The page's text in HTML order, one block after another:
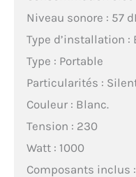
Niveau sonore : 57
Type d’installation :
Type : Portable
Particularités :
Couleur : Blanc.
Tension : 230
Watt : 1000
Composants inclus